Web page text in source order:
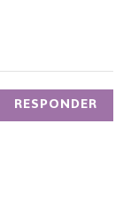
RESPONDER